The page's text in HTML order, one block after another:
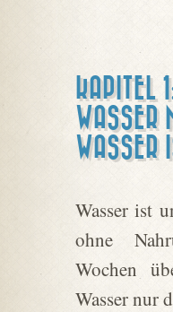
KAPITEL
WASSER
WASSER
Wasser ist
ohne
Wochen
Wasser nur